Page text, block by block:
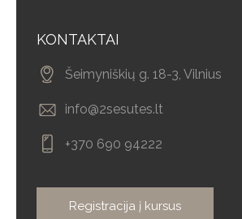
KONTAKTAI
Šeimyniškių g. 18-3, Vilnius
info@2sesutes.lt
+370 690 94222
Registracija į kursus